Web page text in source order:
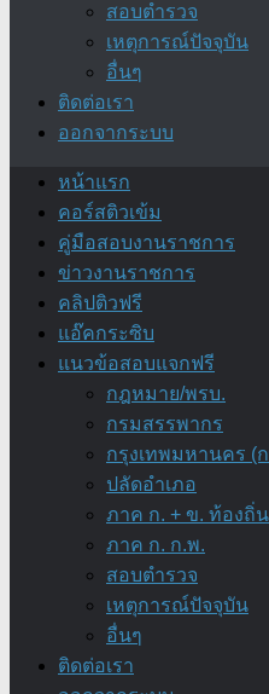
สอบตำรวจ
เหตุการณ์ปัจจุบัน
อื่นๆ
ติดต่อเรา
ออกจากระบบ
หน้าแรก
คอร์สติวเข้ม
คู่มือสอบงานราชการ
ข่าวงานราชการ
คลิปติวฟรี
แอ๊คกระซิบ
แนวข้อสอบแจกฟรี
กฎหมาย/พรบ.
กรมสรรพากร
กรุงเทพมหานคร (
ปลัดอำเภอ
ภาค ก. + ข. ท้องถิ่
ภาค ก. ก.พ.
สอบตำรวจ
เหตุการณ์ปัจจุบัน
อื่นๆ
ติดต่อเรา